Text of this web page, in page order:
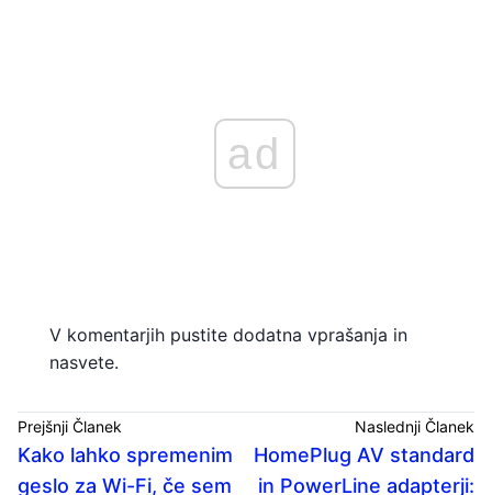
ad
V komentarjih pustite dodatna vprašanja in
nasvete.
Prejšnji Članek
Kako lahko spremenim
geslo za Wi-Fi, če sem
Naslednji Članek
HomePlug AV standard
in PowerLine adapterji: